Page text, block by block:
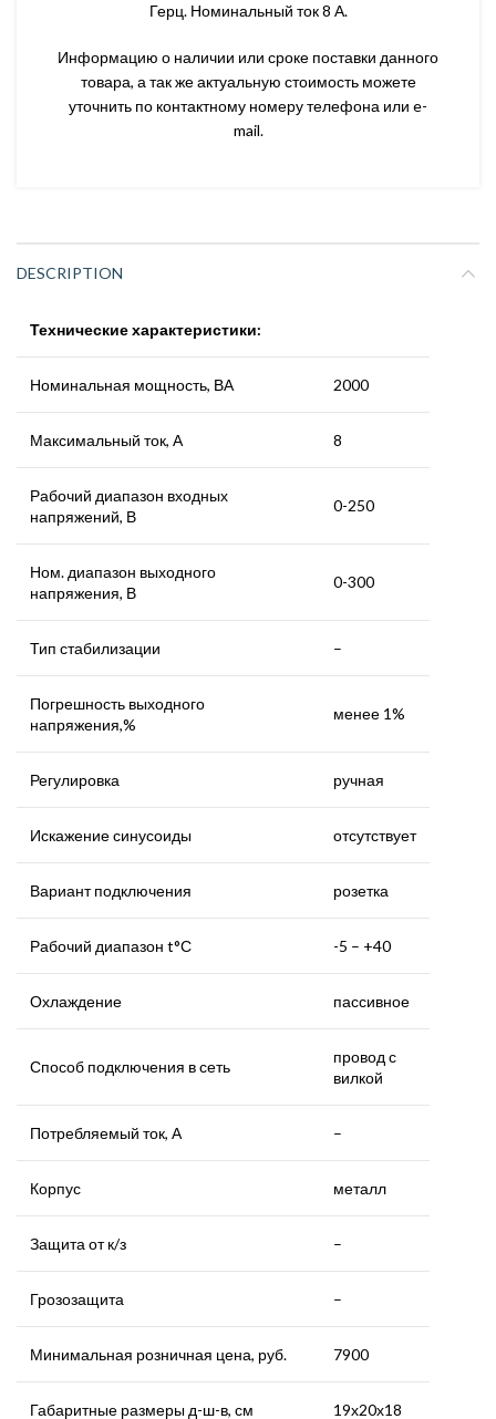
Герц. Номинальный ток 8 А.
Информацию о наличии или сроке поставки данного
товара, а так же актуальную стоимость можете
уточнить по контактному номеру телефона или e-
mail.
DESCRIPTION
Технические характеристики:
Номинальная мощность, ВА 2000
Максимальный ток, А 8
Рабочий диапазон входных
напряжений, В
0-250
Ном. диапазон выходного
напряжения, В
0-300
Тип стабилизации –
Погрешность выходного
напряжения,%
менее 1%
Регулировка ручная
Искажение синусоиды отсутствует
Вариант подключения розетка
Рабочий диапазон t°С -5 – +40
Охлаждение пассивное
Способ подключения в сеть
провод с
вилкой
Потребляемый ток, А –
Корпус металл
Защита от к/з –
Грозозащита –
Минимальная розничная цена, руб. 7900
Габаритные размеры д-ш-в, см 19х20х18